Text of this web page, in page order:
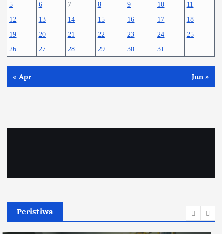
5
6 7 8 9 10
11
12
13 14 15 16 17
18
19
20 21 22 23 24
25
26
27 28 29 30 31
« Apr Jun »
Peristiwa